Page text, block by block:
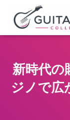
新時代の
ジノ で広